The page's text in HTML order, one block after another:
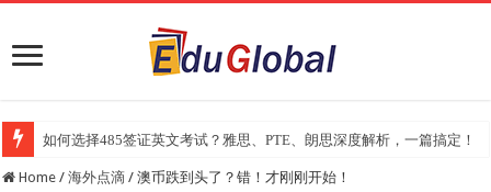
如何选择485签证英文考试？雅思、PTE、朗思深度解析，一篇搞定！
Home / 海外点滴 / 澳币跌到头了？错！才刚刚开始！